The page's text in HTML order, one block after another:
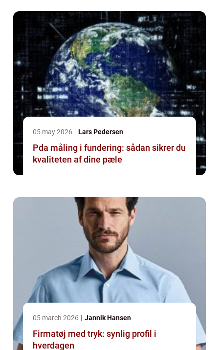
05 may 2026 Lars Pedersen
Pda måling i fundering: sådan sikrer du
kvaliteten af dine pæle
05 march 2026 Jannik Hansen
Firmatøj med tryk: synlig profil i
hverdagen